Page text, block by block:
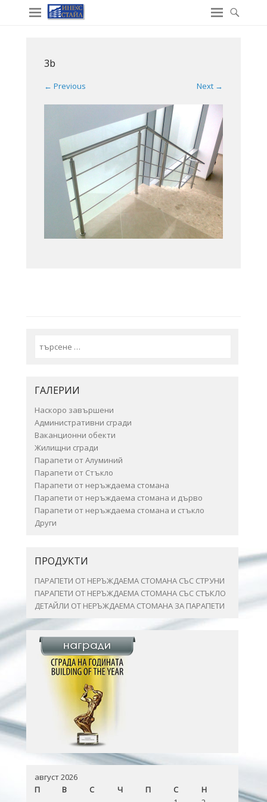
3b
← Previous Next →
ГАЛЕРИИ
Наскоро завършени
Административни сгради
Ваканционни обекти
Жилищни сгради
Парапети от Алуминий
Парапети от Стъкло
Парапети от неръждаема стомана
Парапети от неръждаема стомана и дърво
Парапети от неръждаема стомана и стъкло
Други
ПРОДУКТИ
ПАРАПЕТИ ОТ НЕРЪЖДАЕМА СТОМАНА СЪС СТРУНИ
ПАРАПЕТИ ОТ НЕРЪЖДАЕМА СТОМАНА СЪС СТЪКЛО
ДЕТАЙЛИ ОТ НЕРЪЖДАЕМА СТОМАНА ЗА ПАРАПЕТИ
август 2026
П
В С Ч П С
Н